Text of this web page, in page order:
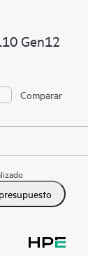
Gen12
Comparar